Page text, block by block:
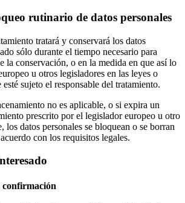
rutinario de datos personales
tratará y conservará los datos
sólo durante el tiempo necesario para
la conservación, o en la medida en que así lo
u otros legisladores en las leyes o
sujeto el responsable del tratamiento.
no es aplicable, o si expira un
prescrito por el legislador europeo u otro
los datos personales se bloquean o se borran
con los requisitos legales.
confirmación